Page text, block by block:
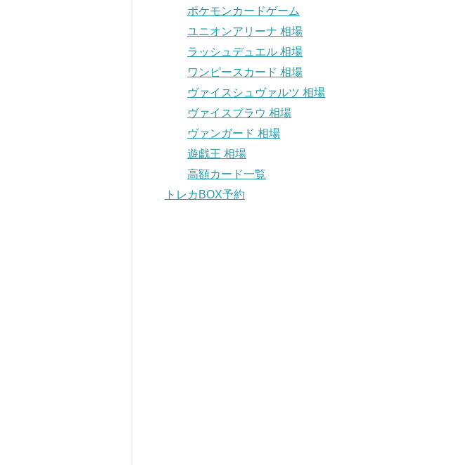
ポケモンカードゲーム
ユニオンアリーナ 相場
ラッシュデュエル 相場
ワンピースカード 相場
ヴァイスシュヴァルツ 相場
ヴァイスブラウ 相場
ヴァンガード 相場
遊戯王 相場
高額カード一覧
トレカBOX予約